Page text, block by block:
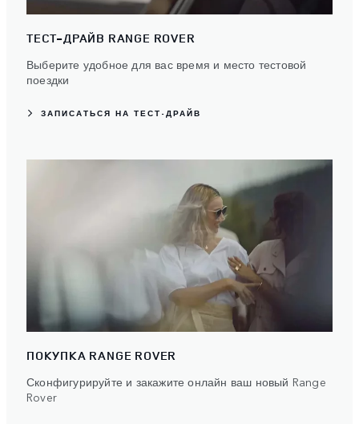
ТЕСТ-ДРАЙВ RANGE ROVER
Выберите удобное для вас время и место тестовой
поездки
ЗАПИСАТЬСЯ НА ТЕСТ-ДРАЙВ
ПОКУПКА RANGE ROVER
Сконфигурируйте и закажите онлайн ваш новый Range
Rover